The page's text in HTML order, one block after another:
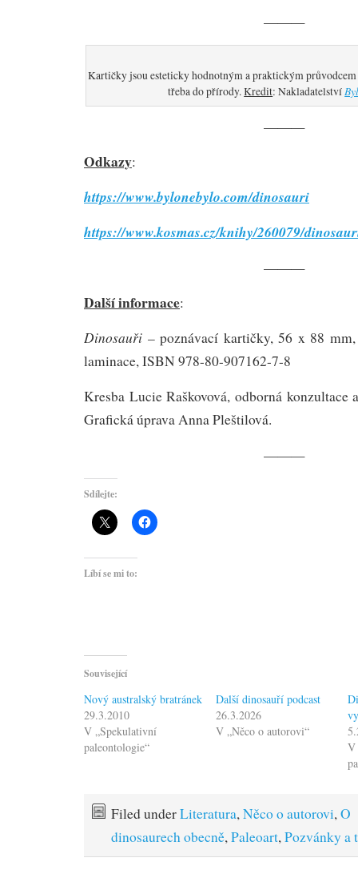
———
Kartičky jsou esteticky hodnotným a praktickým průvodcem
třeba do přírody.Kredit: Nakladatelství
———
Odkazy:
https://www.bylonebylo.com/dinosauri
https://www.kosmas.cz/knihy/260079/
———
Další informace:
Dinosauři – poznávací kartičky, 56 x 88
laminace, ISBN 978-80-907162-7-8
Kresba Lucie Raškovová, odborná
Grafická úprava Anna Pleštilová.
———
Sdílejte:
Líbí se mi to:
Související
Nový australský bratránek
29.3.2010
V „Spekulativní
paleontologie“
Další dinosauří podcast
26.3.2026
V „Něco o autorovi“
V
Filed underLiteratura, Něco o autorovi, O
dinosaurech obecně, Paleoart, Pozvánky a